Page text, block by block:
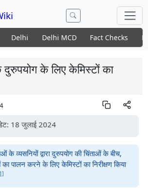
Delhi Delhi MCD Fact Checks
के लिए केमिस्टों का
18 जुलाई 2024
के व्यसनियों द्वारा दुरुपयोग की चिंताओं के बीच,
का पालन करने के लिए केमिस्टों का निरीक्षण किया